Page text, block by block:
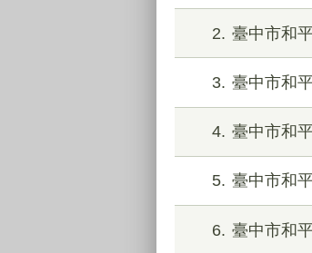
2 臺中市和
3 臺中市和
4 臺中市和
5 臺中市和
6 臺中市和